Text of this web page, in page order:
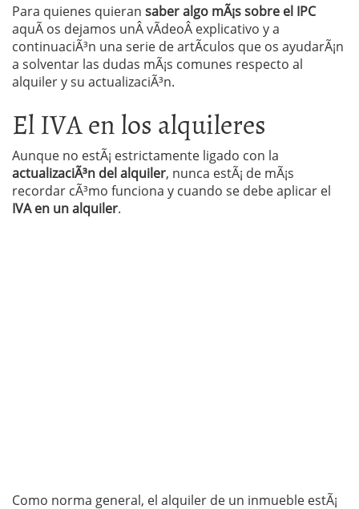
Para quienes quieran saber algo mÃ¡s sobre el IPC
aquÃ­ os dejamos unÂ vÃ­deoÂ explicativo y a
continuaciÃ³n una serie de artÃ­culos que os ayudarÃ¡n
a solventar las dudas mÃ¡s comunes respecto al
alquiler y su actualizaciÃ³n.
El IVA en los alquileres
Aunque no estÃ¡ estrictamente ligado con la
actualizaciÃ³n del alquiler, nunca estÃ¡ de mÃ¡s
recordar cÃ³mo funciona y cuando se debe aplicar el
IVA en un alquiler.
Como norma general, el alquiler de un inmueble estÃ¡